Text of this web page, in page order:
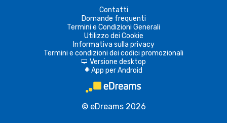
Contatti
Domande frequenti
Termini e Condizioni Generali
Utilizzo dei Cookie
Informativa sulla privacy
Termini e condizioni dei codici promozionali
d Versione desktop
A App per Android
© eDreams 2026